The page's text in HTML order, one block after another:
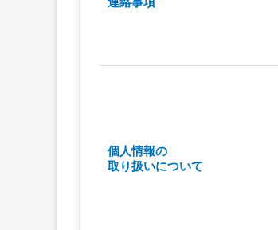
個人情報の
取り扱いについて